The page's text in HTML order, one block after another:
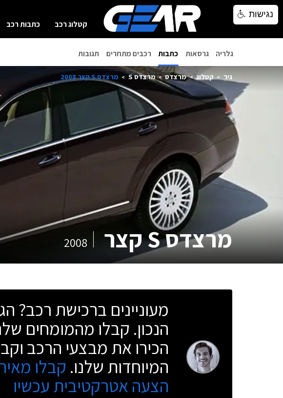
קטלוג רכב כתבות רכב
גלריה גרסאות כתבות רכבים מתחרים תגובות
גיר קטלוג מרצדס מרצדס S מרצדס S קצר 2008
מרצדס S קצר 2008
מעוניינים ברכישת רכב?
הנכון. קבלו מהמומחים
הכירו את מבצעי הרכב
המיוחדות שלנו. קבלו
הצעה אטרקטיבית עכשיו
נגישות
נגישות